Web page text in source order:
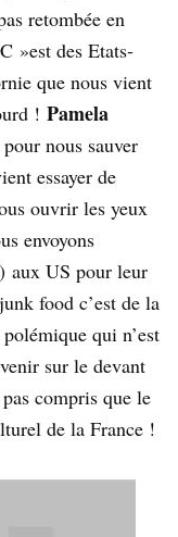
retombée en
»est des Etats-
que nous vient
! Pamela
nous sauver
essayer de
ouvrir les yeux
envoyons
aux US pour leur
food c’est de la
qui n’est
sur le devant
compris que le
de la France !